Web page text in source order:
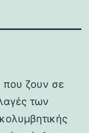
που ζουν σε
των